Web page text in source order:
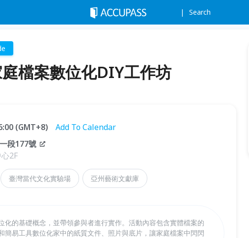
Search
檔案數位化DIY工作坊
(GMT+8)
Add To Calendar
段177號
2F
臺灣當代文化實驗場 亞州藝術文獻庫
化的基礎概念，並帶領參與者進行實作。活動內容包含實體檔案的
簡易工具數位化家中的紙質文件、照片與底片，讓家庭檔案中閃閃